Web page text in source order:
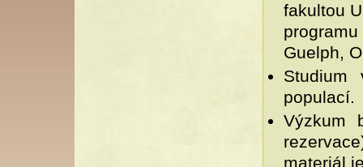
fakultou
Guelph,
Studium
populací.
Výzkum
materiál